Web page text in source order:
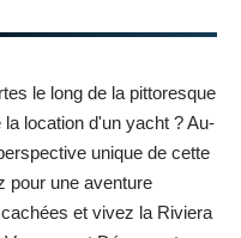
le long de la pittoresque
la location d'un yacht ? Au-
unique de cette
pour une aventure
et vivez la Riviera